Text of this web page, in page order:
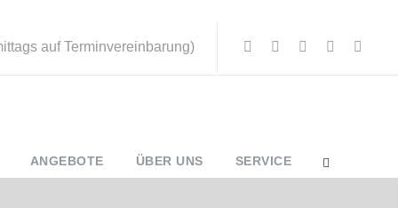
auf Terminvereinbarung)
ANGEBOTE ÜBER UNS SERVICE